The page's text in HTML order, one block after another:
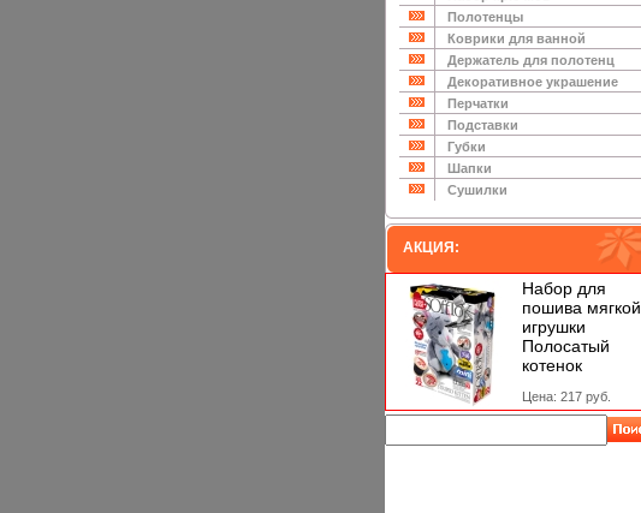
Полотенцы
Коврики для ванной
Держатель для полотенц
Декоративное украшение
Перчатки
Подставки
Губки
Шапки
Сушилки
АКЦИЯ:
Набор для
пошива мягкой
игрушки
Полосатый
котенок
Цена: 217 руб.